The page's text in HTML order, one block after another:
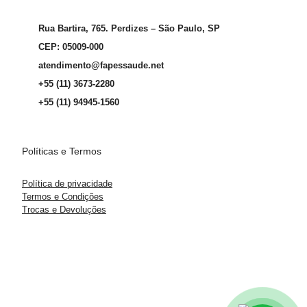
Rua Bartira, 765. Perdizes – São Paulo, SP
CEP: 05009-000
atendimento@fapessaude.net
+55 (11) 3673-2280
+55 (11) 94945-1560
Políticas e Termos
Política de privacidade
Termos e Condições
Trocas e Devoluções